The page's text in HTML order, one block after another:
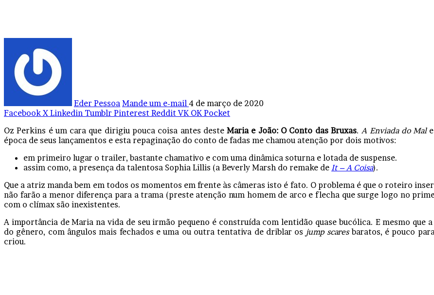
Eder Pessoa Mande um e-mail 4 de março de 2020
Facebook X Linkedin Tumblr Pinterest Reddit VK OK Pocket
Oz Perkins é um cara que dirigiu pouca coisa antes desteMaria e João: O Conto das Bruxas. A Enviada do Male
época de seus lançamentos e esta repaginação do conto de fadas me chamou atenção por dois motivos:
em primeiro lugar o trailer, bastante chamativo e com uma dinâmica soturna e lotada de suspense.
assim como, a presença da talentosa Sophia Lillis (a Beverly Marsh do remake de It – A Coisa).
Que a atriz manda bem em todos os momentos em frente às câmeras isto é fato. O problema é que o roteiro
não farão a menor diferença para a trama (preste atenção num homem de arco e flecha que surge logo no
com o clímax são inexistentes.
A importância de Maria na vida de seu irmão pequeno é construída com lentidão quase bucólica. E mesmo
do gênero, com ângulos mais fechados e uma ou outra tentativa de driblar os jump scaresbaratos, é pouco
criou.